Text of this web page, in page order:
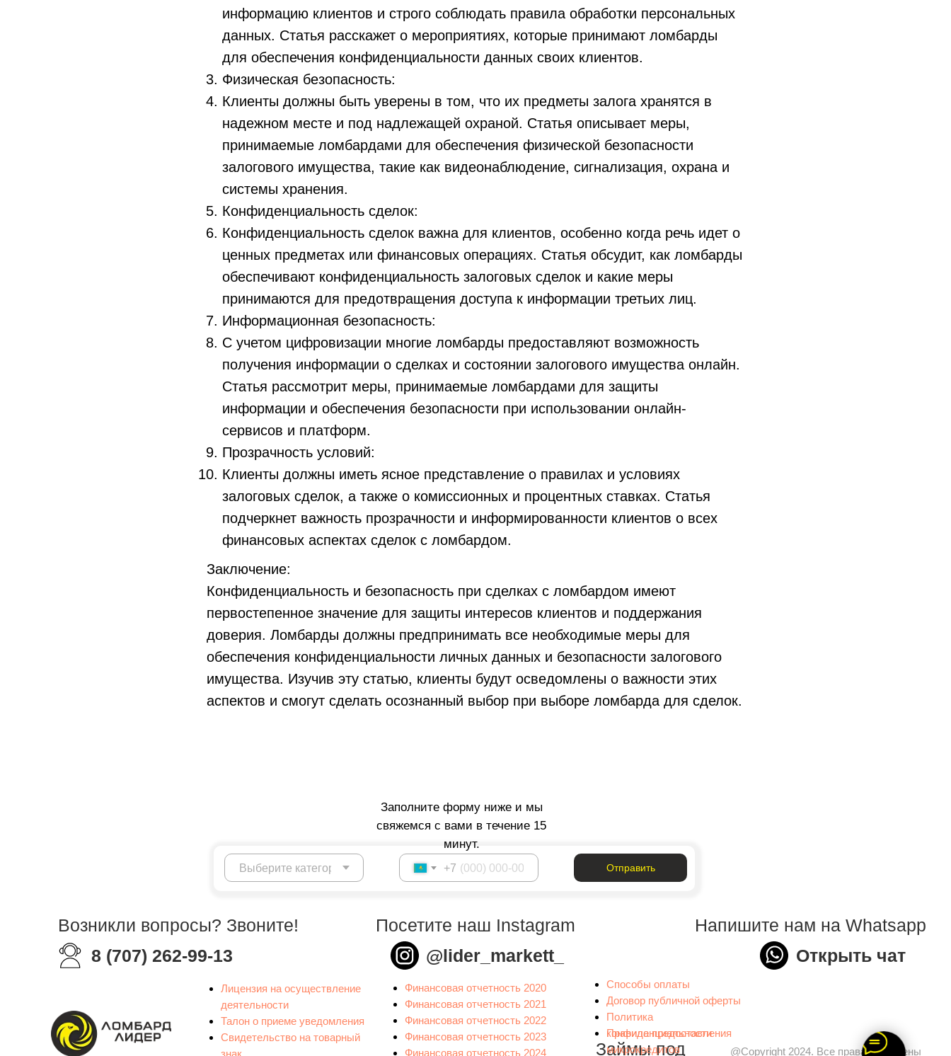
информацию клиентов и строго соблюдать правила обработки персональных
данных. Статья расскажет о мероприятиях, которые принимают ломбарды
для обеспечения конфиденциальности данных своих клиентов.
Физическая безопасность:
Клиенты должны быть уверены в том, что их предметы залога хранятся в
надежном месте и под надлежащей охраной. Статья описывает меры,
принимаемые ломбардами для обеспечения физической безопасности
залогового имущества, такие как видеонаблюдение, сигнализация, охрана и
системы хранения.
Конфиденциальность сделок:
Конфиденциальность сделок важна для клиентов, особенно когда речь идет о
ценных предметах или финансовых операциях. Статья обсудит, как ломбарды
обеспечивают конфиденциальность залоговых сделок и какие меры
принимаются для предотвращения доступа к информации третьих лиц.
Информационная безопасность:
С учетом цифровизации многие ломбарды предоставляют возможность
получения информации о сделках и состоянии залогового имущества онлайн.
Статья рассмотрит меры, принимаемые ломбардами для защиты
информации и обеспечения безопасности при использовании онлайн-
сервисов и платформ.
Прозрачность условий:
Клиенты должны иметь ясное представление о правилах и условиях
залоговых сделок, а также о комиссионных и процентных ставках. Статья
подчеркнет важность прозрачности и информированности клиентов о всех
финансовых аспектах сделок с ломбардом.
Заключение:
Конфиденциальность и безопасность при сделках с ломбардом имеют
первостепенное значение для защиты интересов клиентов и поддержания
доверия. Ломбарды должны предпринимать все необходимые меры для
обеспечения конфиденциальности личных данных и безопасности залогового
имущества. Изучив эту статью, клиенты будут осведомлены о важности этих
аспектов и смогут сделать осознанный выбор при выборе ломбарда для сделок.
+7 Отправить
Заполните форму ниже и мы
свяжемся с вами в течение 15
минут.
Возникли вопросы? Звоните!
@Copyright 2024. Все права защищены
8 (707) 262-99-13
Напишите нам на Whatsapp
Открыть чат
Посетите наш Instagram
@lider_markett_
Лицензия на осуществление
деятельности
Талон о приеме уведомления
Свидетельство на товарный
знак
Займы под
Финансовая отчетность 2021
Финансовая отчетность 2020
Финансовая отчетность 2022
Политика
конфиденциальности
Правила предоставления
микрокредитов
Договор публичной оферты
Способы оплаты
Финансовая отчетность 2023
Финансовая отчетность 2024